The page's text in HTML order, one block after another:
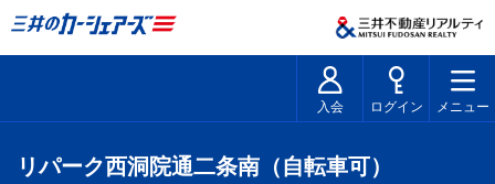
入会 ログイン メニュー
リパーク西洞院通二条南（自転車可）